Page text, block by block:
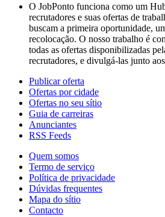
O JobPonto funciona como um
recrutadores e suas ofertas de
buscam a primeira oportunidade,
recolocação. O nosso trabalho é
todas as ofertas disponibilizadas
recrutadores, e divulgá-las junto
Publicar oferta
Ofertas por cidade
Ofertas no seu sítio
Guia de carreiras
Anunciantes
RSS Feeds
Quem somos
Termo de serviço
Política de privacidade
Dúvidas frequentes
Mapa do sítio
Contacto